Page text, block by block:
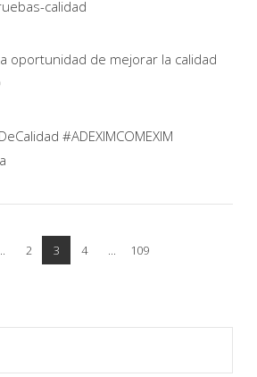
calidad
oportunidad de mejorar la calidad
#ADEXIMCOMEXIM
2 3 4 ... 109